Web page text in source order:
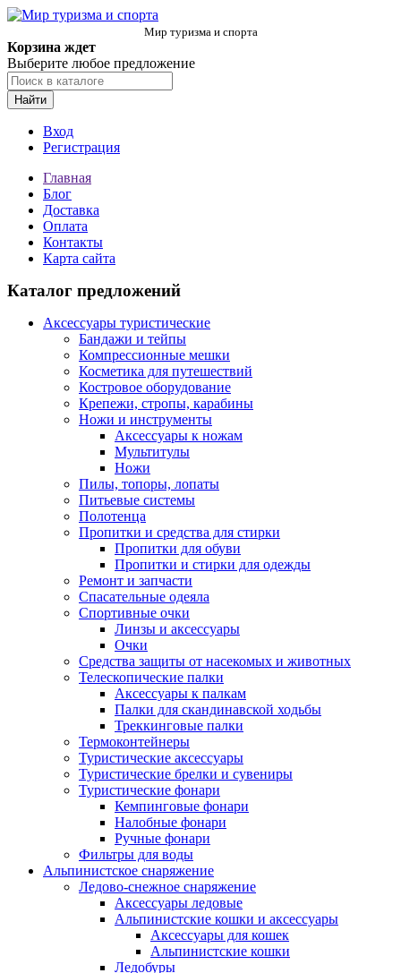
Мир туризма и спорта
Корзина ждет
Выберите любое предложение
Найти
Вход
Регистрация
Главная
Блог
Доставка
Оплата
Контакты
Карта сайта
Каталог предложений
Аксессуары туристические
Бандажи и тейпы
Компрессионные мешки
Косметика для путешествий
Костровое оборудование
Крепежи, стропы, карабины
Ножи и инструменты
Аксессуары к ножам
Мультитулы
Ножи
Пилы, топоры, лопаты
Питьевые системы
Полотенца
Пропитки и средства для стирки
Пропитки для обуви
Пропитки и стирки для одежды
Ремонт и запчасти
Спасательные одеяла
Спортивные очки
Линзы и аксессуары
Очки
Средства защиты от насекомых и животных
Телескопические палки
Аксессуары к палкам
Палки для скандинавской ходьбы
Треккинговые палки
Термоконтейнеры
Туристические аксессуары
Туристические брелки и сувениры
Туристические фонари
Кемпинговые фонари
Налобные фонари
Ручные фонари
Фильтры для воды
Альпинистское снаряжение
Ледово-снежное снаряжение
Аксессуары ледовые
Альпинистские кошки и аксессуары
Аксессуары для кошек
Альпинистские кошки
Ледобуры